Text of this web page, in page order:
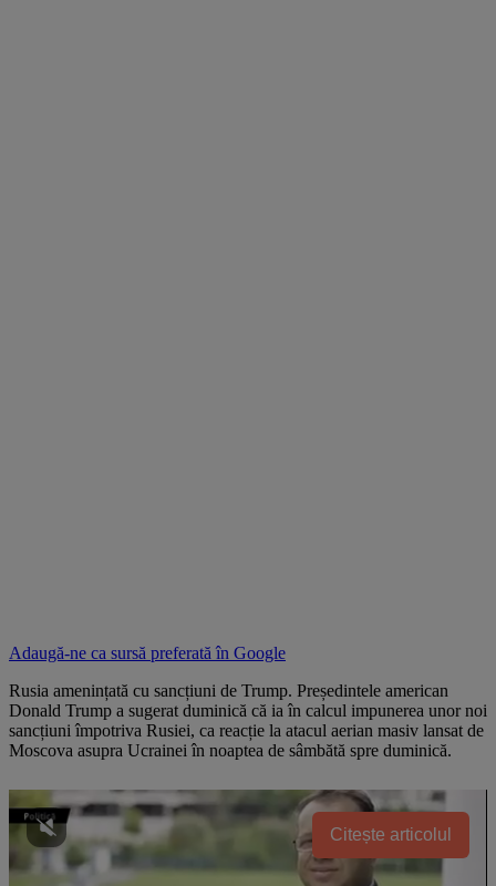
Adaugă-ne ca sursă preferată în Google
Rusia amenințată cu sancțiuni de Trump. Președintele american
Donald Trump a sugerat duminică că ia în calcul impunerea unor noi
sancțiuni împotriva Rusiei, ca reacție la atacul aerian masiv lansat de
Moscova asupra Ucrainei în noaptea de sâmbătă spre duminică.
Citește articolul